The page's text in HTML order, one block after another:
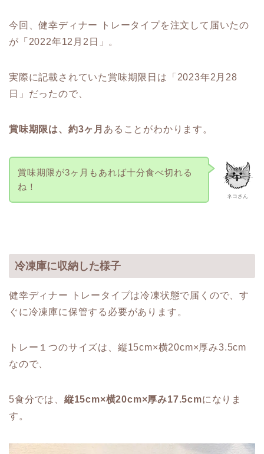
今回、健幸ディナー トレータイプを注文して届いたの
が「2022年12月2日」。
実際に記載されていた賞味期限日は「2023年2月28
日」だったので、
賞味期限は、約3ヶ月 あることがわかります。
ネコさん
賞味期限が3ヶ月もあれば十分食べ切れる
ね！
冷凍庫に収納した様子
健幸ディナー トレータイプは冷凍状態で届くので、す
ぐに冷凍庫に保管する必要があります。
トレー１つのサイズは、縦15cm×横20cm×厚み3.5cm
なので、
5食分では、 縦15cm×横20cm×厚み17.5cmになりま
す。